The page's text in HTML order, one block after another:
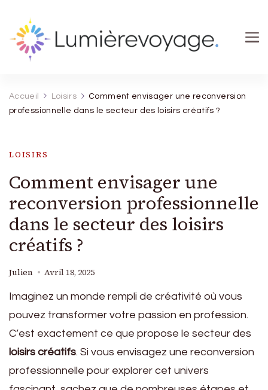
Accueil Loisirs
Comment envisager une reconversion
professionnelle dans le secteur des loisirs créatifs ?
LOISIRS
Comment envisager une
reconversion professionnelle
dans le secteur des loisirs
créatifs ?
Julien Avril 18, 2025
Imaginez un monde rempli de créativité où vous
pouvez transformer votre passion en profession.
C’est exactement ce que propose le secteur des
loisirs créatifs. Si vous envisagez une reconversion
professionnelle pour explorer cet univers